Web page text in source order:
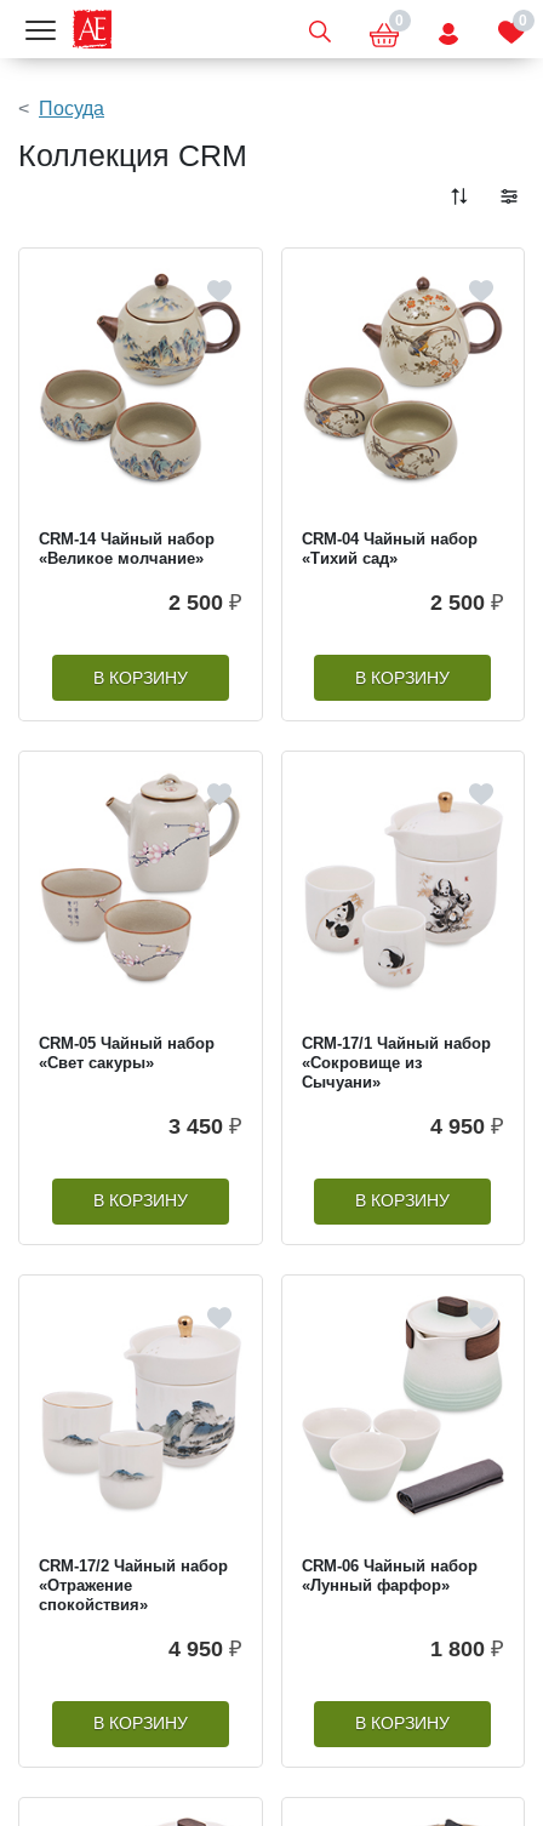
Показать меню 0 0
Посуда
Коллекция CRM
CRM-14 Чайный набор
«Великое молчание»
2 500 ₽
В КОРЗИНУ
CRM-04 Чайный набор
«Тихий сад»
2 500 ₽
В КОРЗИНУ
CRM-05 Чайный набор
«Свет сакуры»
3 450 ₽
В КОРЗИНУ
CRM-17/1 Чайный набор
«Сокровище из
Сычуани»
4 950 ₽
В КОРЗИНУ
CRM-17/2 Чайный набор
«Отражение
спокойствия»
4 950 ₽
В КОРЗИНУ
CRM-06 Чайный набор
«Лунный фарфор»
1 800 ₽
В КОРЗИНУ